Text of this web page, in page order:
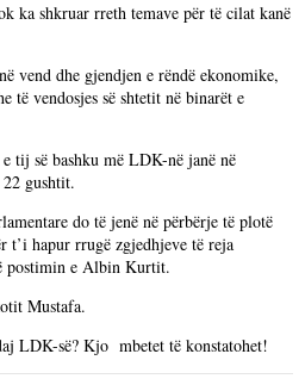
ka shkruar rreth temave për të cilat kanë
vend dhe gjendjen e rëndë ekonomike,
të vendosjes së shtetit në binarët e
tij së bashku më LDK-në janë në
gushtit.
do të jenë në përbërje të plotë
t’i hapur rrugë zgjedhjeve të reja
postimin e Albin Kurtit.
Mustafa.
LDK-së? Kjo mbetet të konstatohet!